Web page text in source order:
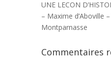
UNE LECON
– Maxime d’Aboville
Montparnasse
Commentaires